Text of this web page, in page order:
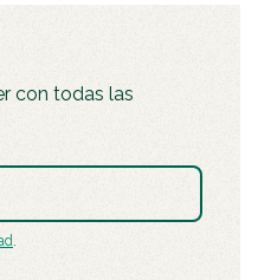
con todas las
.